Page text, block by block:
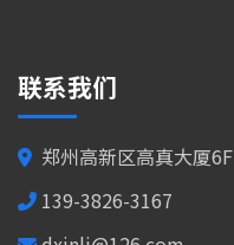
联系我们
郑州高新区高真大厦6F
139-3826-3167